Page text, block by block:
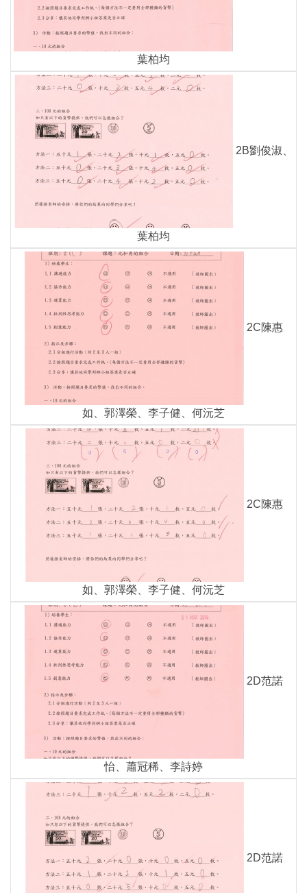
葉柏均
2B劉俊淑、
葉柏均
2C陳惠
如、郭澤榮、李子健、何沅芝
2C陳惠
如、郭澤榮、李子健、何沅芝
2D范諾
怡、蕭冠稀、李詩婷
2D范諾